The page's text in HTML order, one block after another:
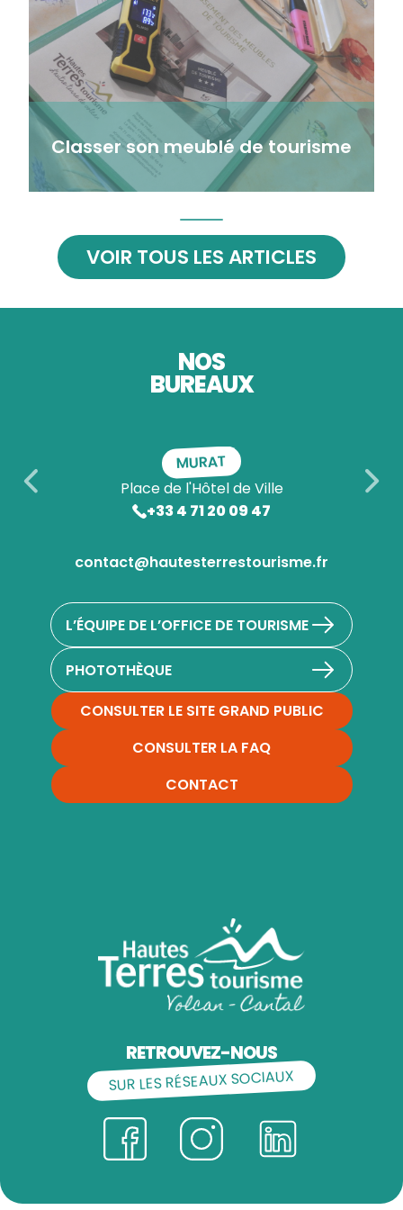
La mise en œuvre de ce nouveau classement
vise à la montée en qualité des auberges
collectives et à permettre une meilleure visibilité
de cette offre en France et à l’international.
Classer son meublé de tourisme
VOIR TOUS LES ARTICLES
RETROUVEZ-NOUS
SUR LES RÉSEAUX SOCIAUX
NOS
BUREAUX
MURAT
Place de l'Hôtel de Ville
+33 4 71 20 09 47
contact@hautesterrestourisme.fr
L’ÉQUIPE DE L’OFFICE DE TOURISME
PHOTOTHÈQUE
CONSULTER LE SITE GRAND PUBLIC
CONSULTER LA FAQ
CONTACT